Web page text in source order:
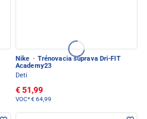
Nike · Trénovacia súprava Dri-FIT
Academy23
Deti
€ 51,99
VOC*€ 64,99